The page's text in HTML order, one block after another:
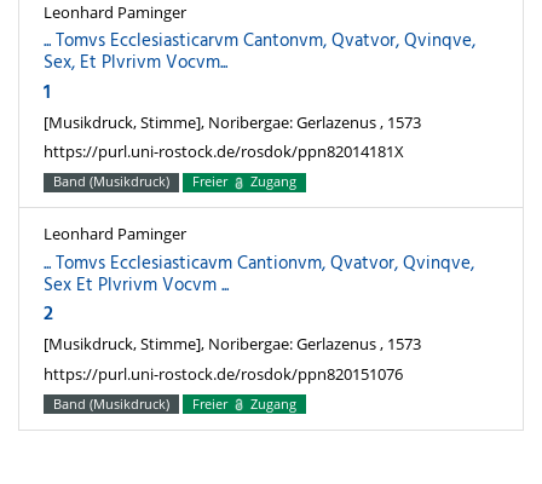
Leonhard Paminger
... Tomvs Ecclesiasticarvm Cantonvm, Qvatvor, Qvinqve,
Sex, Et Plvrivm Vocvm...
1
[Musikdruck, Stimme], Noribergae: Gerlazenus , 1573
https://purl.uni-rostock.de/rosdok/ppn82014181X
Band (Musikdruck) Freier Zugang
Leonhard Paminger
... Tomvs Ecclesiasticavm Cantionvm, Qvatvor, Qvinqve,
Sex Et Plvrivm Vocvm ...
2
[Musikdruck, Stimme], Noribergae: Gerlazenus , 1573
https://purl.uni-rostock.de/rosdok/ppn820151076
Band (Musikdruck) Freier Zugang